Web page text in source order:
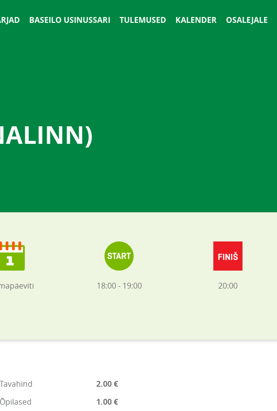
BASEILO USINUSSARI TULEMUSED KALENDER OSALEJALE
18:00 - 19:00 20:00
Tavahind
2.00 €
Õpilased
1.00 €